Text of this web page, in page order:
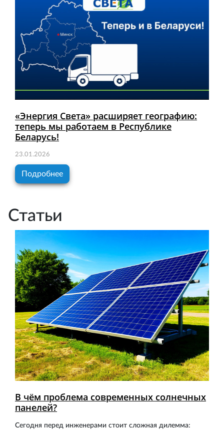
«Энергия Света» расширяет географию:
теперь мы работаем в Республике
Беларусь!
23.01.2026
Подробнее
Статьи
В чём проблема современных солнечных
панелей?
Сегодня перед инженерами стоит сложная дилемма: